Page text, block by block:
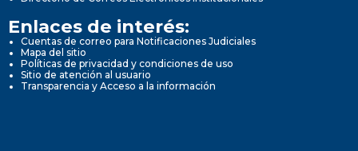
Enlaces de interés:
Cuentas de correo para Notificaciones Judiciales
Mapa del sitio
Políticas de privacidad y condiciones de uso
Sitio de atención al usuario
Transparencia y Acceso a la información